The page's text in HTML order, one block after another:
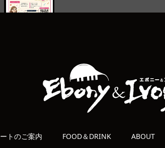
トのご案内 FOOD＆DRINK ABOUT